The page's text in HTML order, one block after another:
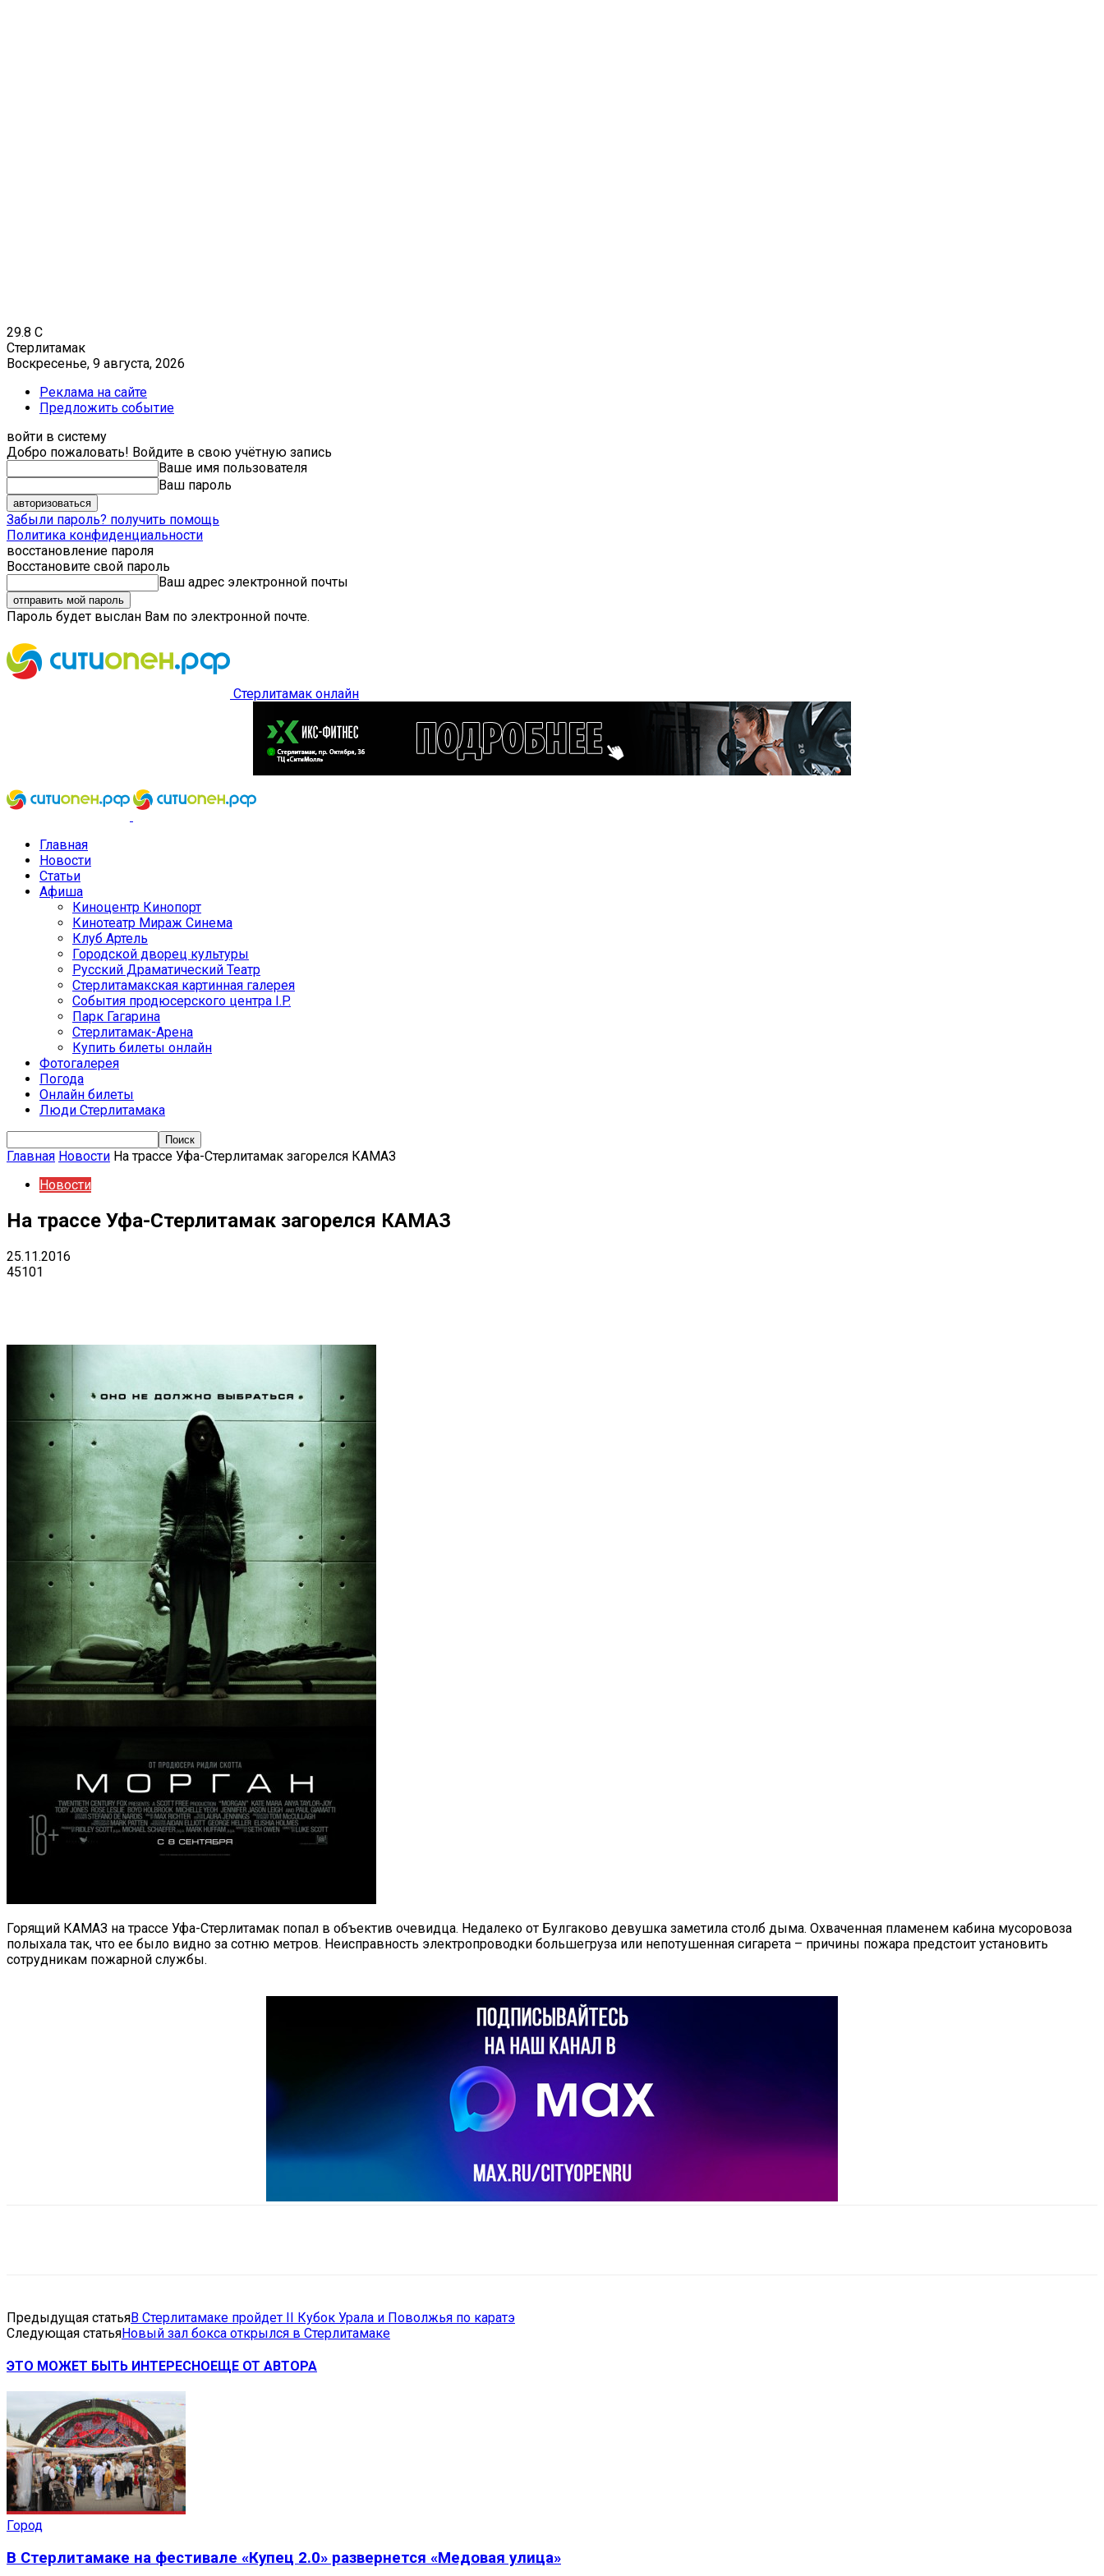
29.8 C
Стерлитамак
Воскресенье, 9 августа, 2026
Реклама на сайте
Предложить событие
войти в систему
Добро пожаловать! Войдите в свою учётную запись
Ваше имя пользователя
Ваш пароль
Забыли пароль? получить помощь
Политика конфиденциальности
восстановление пароля
Восстановите свой пароль
Ваш адрес электронной почты
Пароль будет выслан Вам по электронной почте.
Стерлитамак онлайн
Главная
Новости
Статьи
Афиша
Киноцентр Кинопорт
Кинотеатр Мираж Синема
Клуб Артель
Городской дворец культуры
Русский Драматический Театр
Стерлитамакская картинная галерея
События продюсерского центра I.P.
Парк Гагарина
Стерлитамак-Арена
Купить билеты онлайн
Фотогалерея
Погода
Онлайн билеты
Люди Стерлитамака
Главная Новости На трассе Уфа-Стерлитамак загорелся КАМАЗ
Новости
На трассе Уфа-Стерлитамак загорелся КАМАЗ
25.11.2016
45101
Горящий КАМАЗ на трассе Уфа-Стерлитамак попал в объектив очевидца. Недалеко от Булгаково девушка заметила столб дыма. Охваченная пламенем кабина мусоровоза
полыхала так, что ее было видно за сотню метров. Неисправность электропроводки большегруза или непотушенная сигарета – причины пожара предстоит установить
сотрудникам пожарной службы.
Предыдущая статьяВ Стерлитамаке пройдет II Кубок Урала и Поволжья по каратэ
Следующая статьяНовый зал бокса открылся в Стерлитамаке
ЭТО МОЖЕТ БЫТЬ ИНТЕРЕСНОЕЩЕ ОТ АВТОРА
Город
В Стерлитамаке на фестивале «Купец 2.0» развернется «Медовая улица»